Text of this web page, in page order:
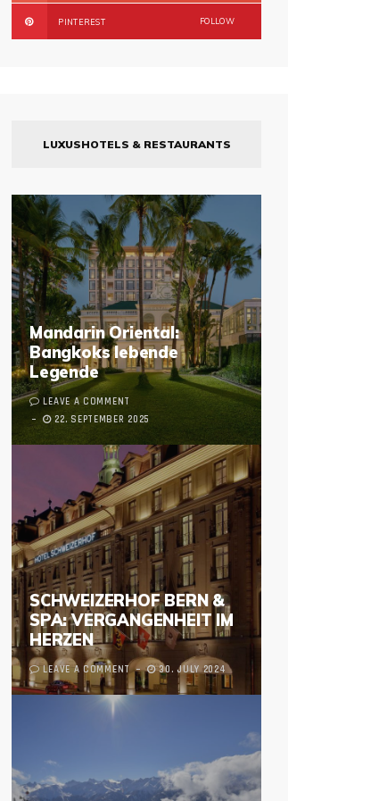
PINTEREST FOLLOW
LUXUSHOTELS & RESTAURANTS
Mandarin Oriental:
Bangkoks lebende
Legende
LEAVE A COMMENT
22. SEPTEMBER 2025
SCHWEIZERHOF BERN &
SPA: VERGANGENHEIT IM
HERZEN
LEAVE A COMMENT 30. JULY 2024